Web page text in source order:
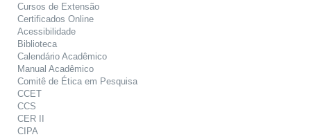
Cursos de Extensão
Certificados Online
Acessibilidade
Biblioteca
Calendário Acadêmico
Manual Acadêmico
Comitê de Ética em Pesquisa
CCET
CCS
CER II
CIPA